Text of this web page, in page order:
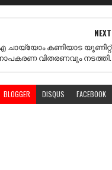
NEXT
കണിയാട യൂണിറ്റ്
വിതരണവും നടത്തി.
BLOGGER DISQUS FACEBOOK